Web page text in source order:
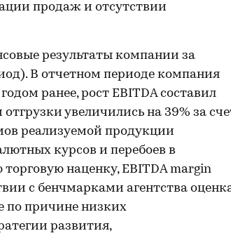
продаж и отсутствии
результаты компании за
В отчетном периоде компания
ранее, рост EBITDA составил
увеличились на 39% за
реализуемой продукции
курсов и перебоев в
наценку, EBITDA margin
с бенчмарками агентства
по причине низких
развития,